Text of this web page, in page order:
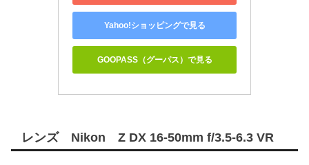
Yahoo!ショッピングで見る
GOOPASS（グーパス）で見る
レンズ Nikon Z DX 16-50mm f/3.5-6.3 VR